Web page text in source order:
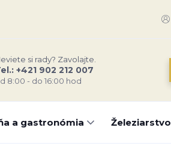
si rady? Zavolajte.
+421 902 212 007
8:00 - do 16:00 hod
a gastronómia Železiarstvo